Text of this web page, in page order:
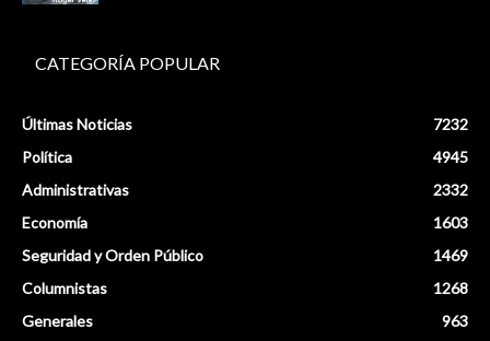
CATEGORÍA POPULAR
Últimas Noticias
7232
Política
4945
Administrativas
2332
Economía
1603
Seguridad y Orden Público
1469
Columnistas
1268
Generales
963